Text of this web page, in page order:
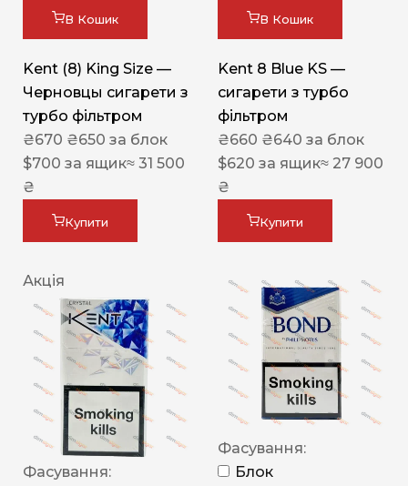
В Кошик
Kent (8) King Size —
Черновцы сигарети з
турбо фільтром
₴670 ₴650 за блок
$700 за ящик≈ 31 500
₴
Купити
В Кошик
Kent 8 Blue KS —
сигарети з турбо
фільтром
₴660 ₴640 за блок
$620 за ящик≈ 27 900
₴
Купити
Акція
Фасування:
Фасування:
Блок